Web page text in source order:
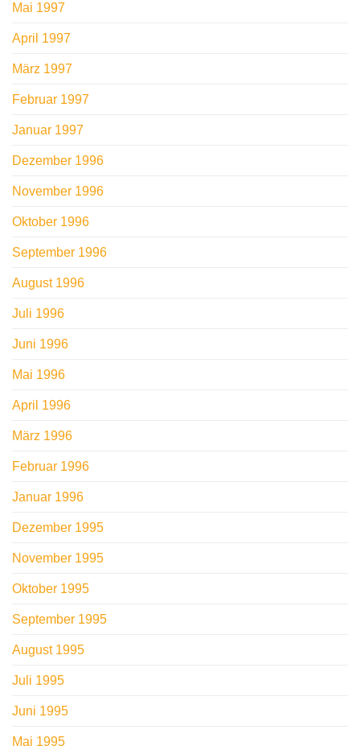
Mai 1997
April 1997
März 1997
Februar 1997
Januar 1997
Dezember 1996
November 1996
Oktober 1996
September 1996
August 1996
Juli 1996
Juni 1996
Mai 1996
April 1996
März 1996
Februar 1996
Januar 1996
Dezember 1995
November 1995
Oktober 1995
September 1995
August 1995
Juli 1995
Juni 1995
Mai 1995